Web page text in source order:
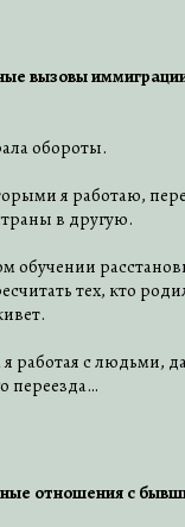
вызовы
обороты.
я работаю,
в другую.
обучении
тех, кто
работая с людьми,
переезда…
отношения с